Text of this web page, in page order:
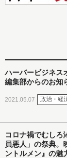
ハーバービジネス
編集部からのお知
2021.05.07 政治・経
コロナ禍でむしろ
員悪人」の祭典。
ントルメン』の魅